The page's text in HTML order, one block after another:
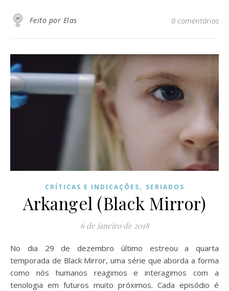
Feito por Elas 0 comentários
CRÍTICAS E INDICAÇÕES, SERIADOS
Arkangel (Black Mirror)
6 de janeiro de 2018
No dia 29 de dezembro último estreou a quarta
temporada de Black Mirror, uma série que aborda a forma
como nós humanos reagimos e interagimos com a
tenologia em futuros muito próximos. Cada episódio é